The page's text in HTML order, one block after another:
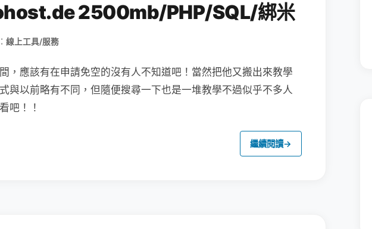
2500mb/PHP/SQL/綁米
線上工具/服務
，應該有在申請免空的沒有人不知道吧！當然把他又搬出來教學
與以前略有不同，但隨便搜尋一下也是一堆教學不過似乎不多人
吧！！
繼續閱讀→